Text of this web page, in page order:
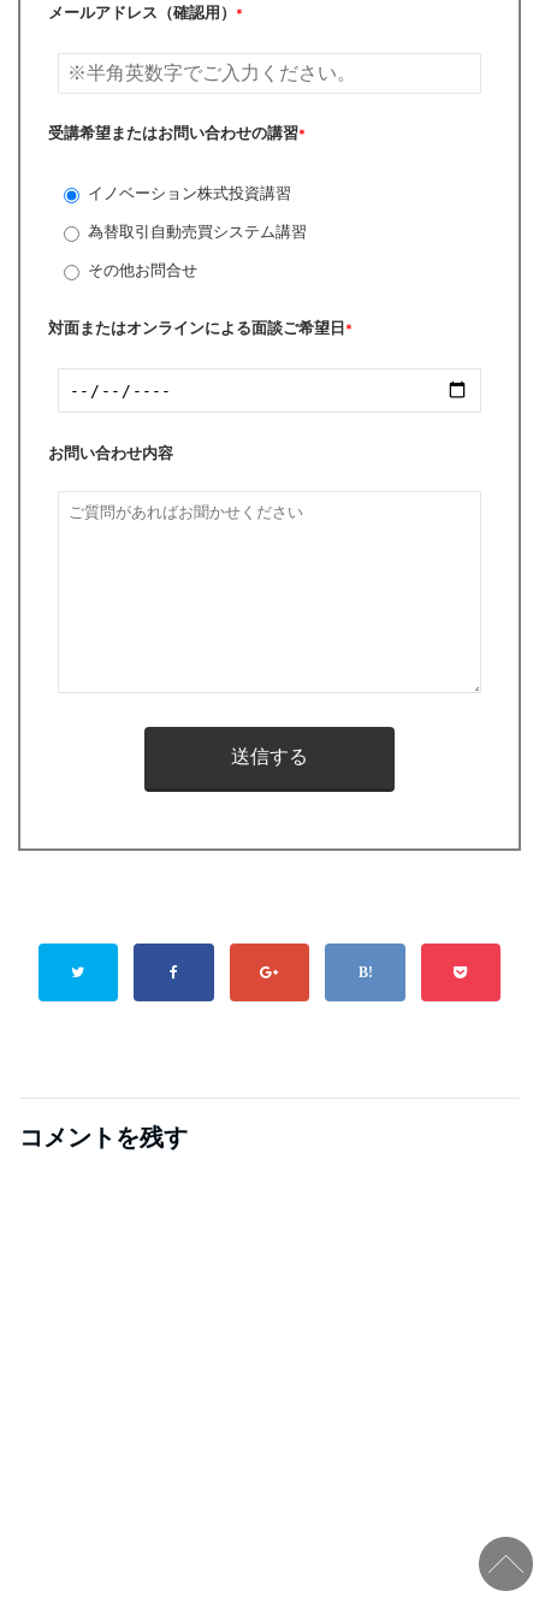
メールアドレス（確認用） *
受講希望またはお問い合わせの講習*
イノベーション株式投資講習
為替取引自動売買システム講習
その他お問合せ
対面またはオンラインによる面談ご希望日*
お問い合わせ内容
コメントを残す